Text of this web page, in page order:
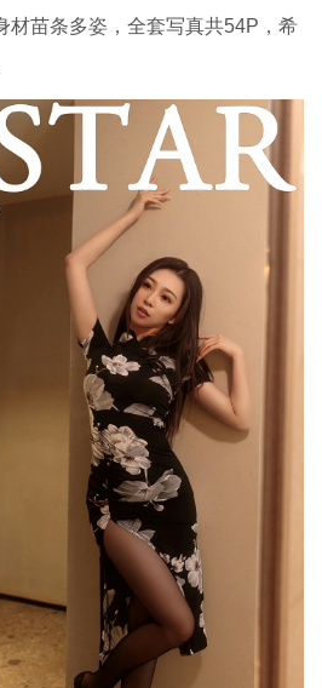
材苗条多姿，全套写真共54P，希